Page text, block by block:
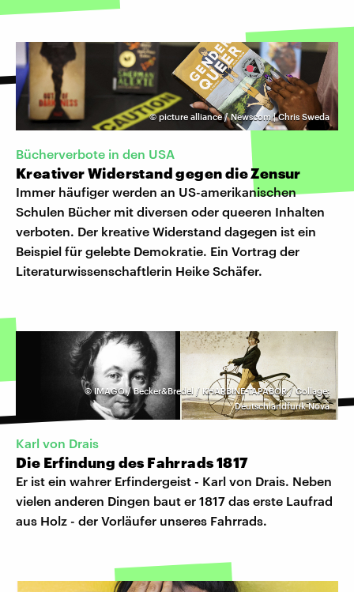
©picture alliance / Newscom | Chris Sweda
Bücherverbote in den USA
Kreativer Widerstand gegen die Zensur
Immer häufiger werden an US-amerikanischen
Schulen Bücher mit diversen oder queeren Inhalten
verboten. Der kreative Widerstand dagegen ist ein
Beispiel für gelebte Demokratie. Ein Vortrag der
Literaturwissenschaftlerin Heike Schäfer.
©IMAGO / Becker&Bredel / KHARBINE-TAPABOR / Collage:
Deutschlandfunk Nova
Karl von Drais
Die Erfindung des Fahrrads 1817
Er ist ein wahrer Erfindergeist - Karl von Drais. Neben
vielen anderen Dingen baut er 1817 das erste Laufrad
aus Holz - der Vorläufer unseres Fahrrads.